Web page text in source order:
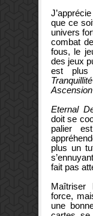
que ce
univers
combat
fous, le
des jeux
est plus
Tranquillité
Ascension
Eternal
doit se
palier
plus un
fait pas
Maîtriser
force,
une